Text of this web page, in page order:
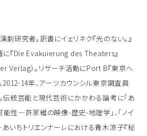
劇研究者。訳書にイェリネク『光のない。』
に『Die Evakuierung des Theaters』
Verlag）。リサーチ活動にPort B『東京ヘ
2012-14年、アーツカウンシル東京調査員
伝統芸能と現代芸術にかかわる論考に「あ
能性―許家維の映像-歴史-地理学」、「ノイ
いちトリエンナーレにおける青木涼子『秘